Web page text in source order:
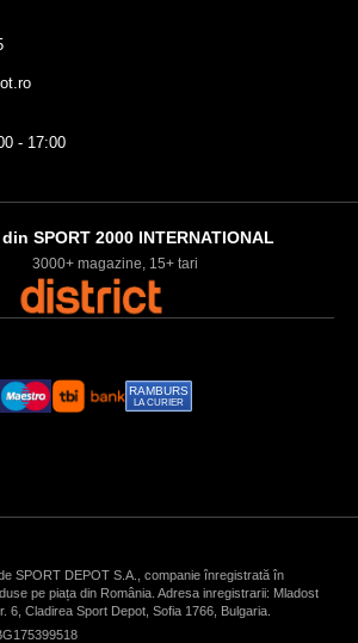
- 17:00
SPORT 2000 INTERNATIONAL
3000+ magazine, 15+ tari
RAMBURS
LA CURIER
SPORT DEPOT S.A., companie înregistrată în
pe piața din România. Adresa inregistrarii: Mladost
6, Cladirea Sport Depot, Sofia 1766, Bulgaria.